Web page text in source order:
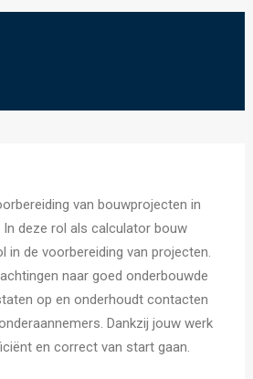
van bouwprojecten in
In deze rol als calculator bouw
in de voorbereiding van projecten.
naar goed onderbouwde
op en onderhoudt contacten
Dankzij jouw werk
en correct van start gaan.